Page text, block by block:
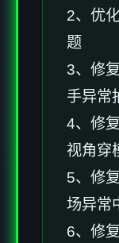
2、优
题
3、修
手异常
4、修
视角穿
5、修
场异常
6、修